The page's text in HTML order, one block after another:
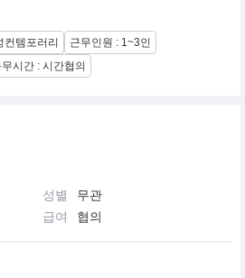
컨템포러리
근무인원 : 1~3인
무시간 : 시간협의
성별
무관
급여 협의